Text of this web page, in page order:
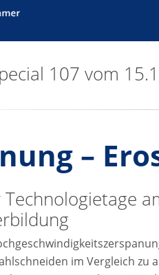
107 vom
–
Technologietage
im Vergleich zu